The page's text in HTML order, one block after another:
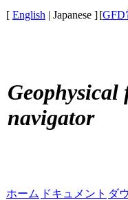
[ English | Japanese ][GFD
navigator
ホーム ドキュメント ダ